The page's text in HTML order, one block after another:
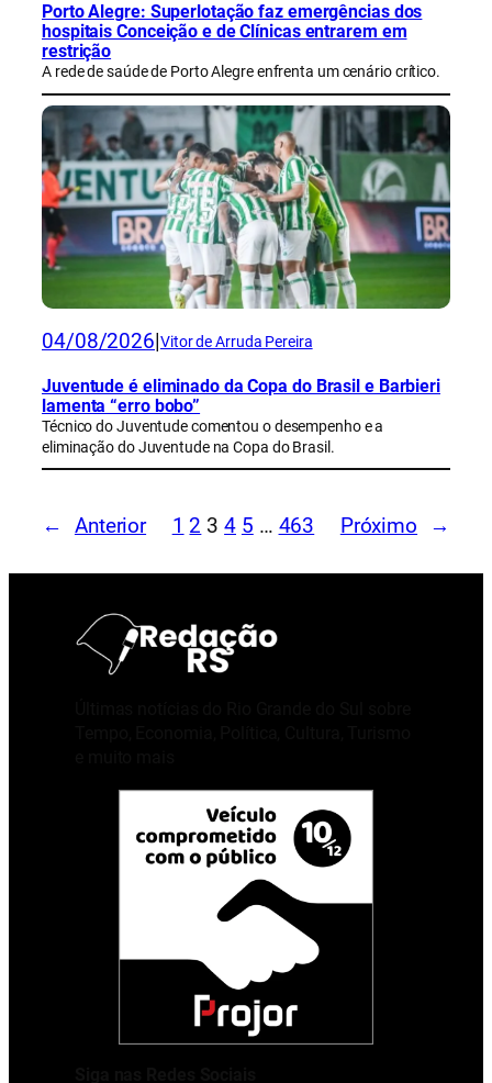
Porto Alegre: Superlotação faz emergências dos
hospitais Conceição e de Clínicas entrarem em
restrição
A rede de saúde de Porto Alegre enfrenta um cenário crítico.
04/08/2026 Vitor de Arruda Pereira
Juventude é eliminado da Copa do Brasil e Barbieri
lamenta “erro bobo”
Técnico do Juventude comentou o desempenho e a
eliminação do Juventude na Copa do Brasil.
← Anterior 1 2 3 4 5 … 463 Próximo →